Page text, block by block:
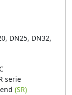
DN25, DN32,
serie
(SR)